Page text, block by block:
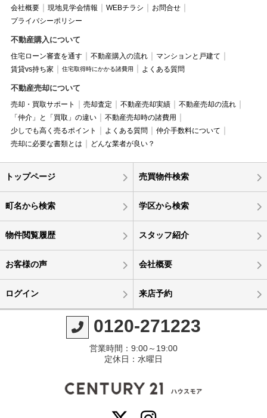
会社概要
現地見学会情報 WEBチラシ
お問合せ
プライバシーポリシー
不動産購入について
住宅ローン審査を通す 不動産購入の流れ
マンションと戸建て
賃貸vs持ち家
住宅取得時にかかる諸費用 よくある質問
不動産売却について
売却・買取サポート 売却査定 不動産売却実績
不動産売却の流れ
「仲介」と「買取」の違い
不動産売却時の諸費用
少しでも高く売るポイント
よくある質問
仲介手数料について
売却に必要な書類とは
どんな業者が良い？
トップページ 売買物件検索
町名から検索 学区から検索
物件閲覧履歴 スタッフ紹介
お客様の声 会社概要
ログイン 来店予約
0120-271223
営業時間：9:00～19:00
定休日：水曜日